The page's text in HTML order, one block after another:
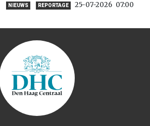
NIEUWS REPORTAGE 25-07-2026 07:00